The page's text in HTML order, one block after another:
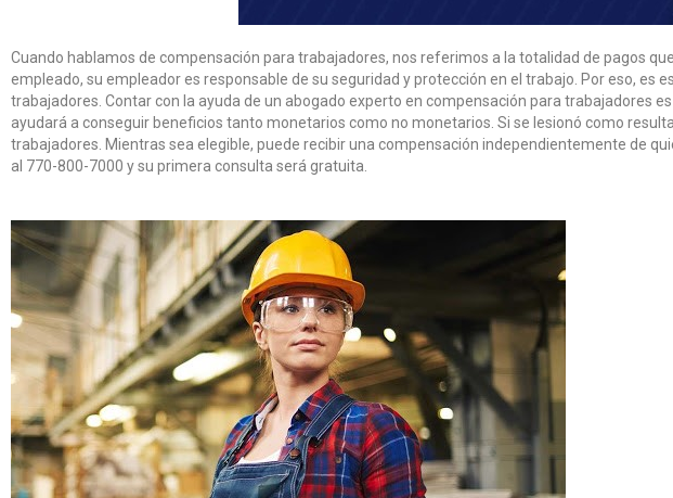
Cuando hablamos de compensación para trabajadores, nos referimos a la totalidad de pagos
empleado, su empleador es responsable de su seguridad y protección en el trabajo. Por eso,
trabajadores. Contar con la ayuda de un abogado experto en compensación para trabajadores
ayudará a conseguir beneficios tanto monetarios como no monetarios. Si se lesionó como
trabajadores. Mientras sea elegible, puede recibir una compensación independientemente de
al 770-800-7000 y su primera consulta será gratuita.